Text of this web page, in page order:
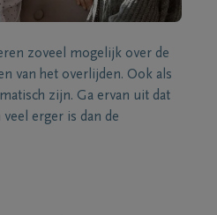
zoveel mogelijk over de
van het overlijden. Ook als
zijn. Ga ervan uit dat
erger is dan de